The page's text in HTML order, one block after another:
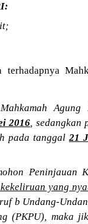
Agung
2016, sedangkan
pada tanggal21
Peninjauan
yang
b Undang-
(PKPU), maka